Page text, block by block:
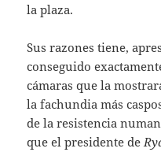
la plaza.
Sus razones tiene,
conseguido
cámaras que la
la fachundia más
de la resistencia
que el presidente de